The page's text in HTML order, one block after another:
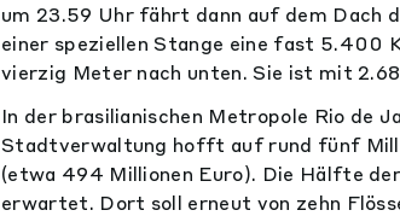
um 23.59 Uhr fährt dann auf dem Dach
einer speziellen Stange eine fast 5.400
vierzig Meter nach unten. Sie ist mit
In der brasilianischen Metropole Rio de
Stadtverwaltung hofft auf rund fünf
(etwa 494 Millionen Euro). Die Hälfte
erwartet. Dort soll erneut von zehn